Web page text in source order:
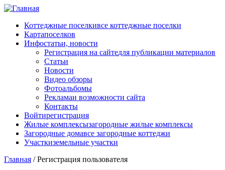
Перейти к основному содержанию
Коттеджные поселкивсе коттеджные поселки
Картапоселков
Инфостатьи, новости
Регистрация на сайтедля публикации материалов
Статьи
Новости
Видео обзоры
Фотоальбомы
Рекламаи возможности сайта
Контакты
Войтирегистрация
Жилые комплексызагородные жилые комплексы
Загородные домавсе загородные коттеджи
Участкиземельные участки
Главная /Регистрация пользователя